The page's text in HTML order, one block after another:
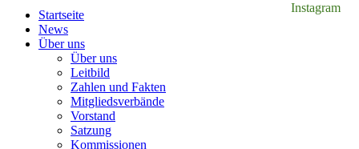
Instagram
Startseite
News
Über uns
Über uns
Leitbild
Zahlen und Fakten
Mitgliedsverbände
Vorstand
Satzung
Kommissionen